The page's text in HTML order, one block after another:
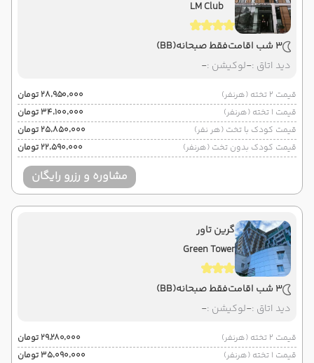
LM Club
3 شب اقامت فقط صبحانه(BB)
دید اتاق :-لوکیشن :-
قیمت 2 تخته (هرنفر)
۲۸٬۹۵۰٬۰۰۰ تومان
قیمت 1 تخته (هرنفر)
۳۴٬۱۰۰٬۰۰۰ تومان
قیمت کودک با تخت (هر نفر)
۲۵٬۸۵۰٬۰۰۰ تومان
قیمت کودک بدون تخت (هرنفر)
۲۲٬۵۹۰٬۰۰۰ تومان
مشاوره و رزرو رایگان
گرین تاور
Green Tower
3 شب اقامت فقط صبحانه(BB)
دید اتاق :-لوکیشن :-
قیمت 2 تخته (هرنفر)
۲۹٬۲۸۰٬۰۰۰ تومان
قیمت 1 تخته (هرنفر)
۳۵٬۰۹۰٬۰۰۰ تومان